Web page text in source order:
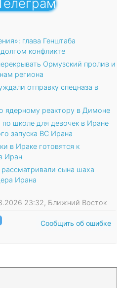
глава Генштаба
конфликте
Ормузский пролив и
региона
отправку спецназа в
ядерному реактору в Димоне
школе для девочек в Иране
запуска ВС Ирана
в Ираке готовятся к
Иран
сына шаха
Ирана
23:32, Ближний Восток
Сообщить об ошибке